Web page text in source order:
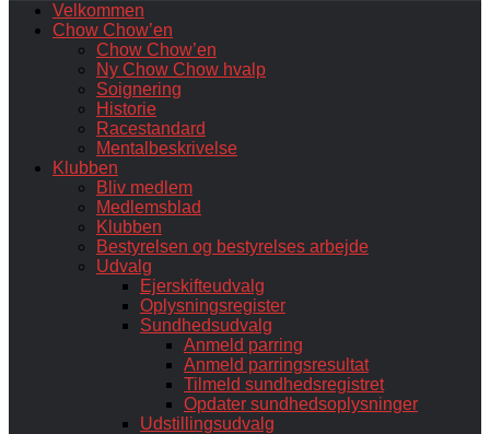
Velkommen
Chow Chow’en
Chow Chow’en
Ny Chow Chow hvalp
Soignering
Historie
Racestandard
Mentalbeskrivelse
Klubben
Bliv medlem
Medlemsblad
Klubben
Bestyrelsen og bestyrelses arbejde
Udvalg
Ejerskifteudvalg
Oplysningsregister
Sundhedsudvalg
Anmeld parring
Anmeld parringsresultat
Tilmeld sundhedsregistret
Opdater sundhedsoplysninger
Udstillingsudvalg